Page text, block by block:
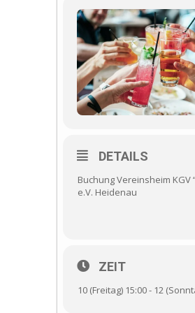
DETAILS
Buchung Vereinsheim KGV
e.V. Heidenau
ZEIT
10 (Freitag) 15:00 - 12